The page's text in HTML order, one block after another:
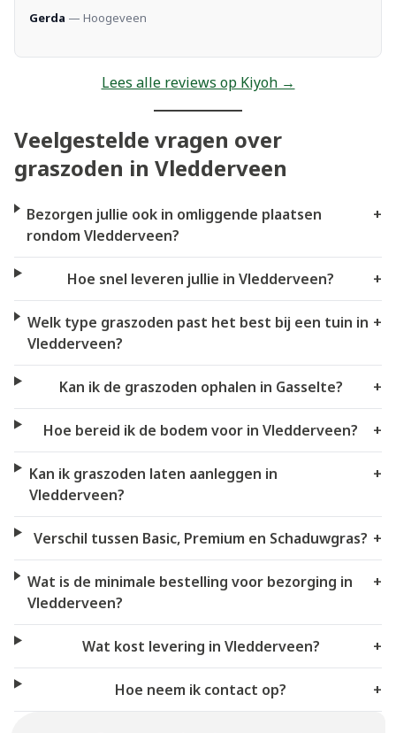
Gerda — Hoogeveen
Lees alle reviews op Kiyoh →
Veelgestelde vragen over
graszoden in Vledderveen
Bezorgen jullie ook in omliggende plaatsen
rondom Vledderveen?
+
Hoe snel leveren jullie in Vledderveen? +
Welk type graszoden past het best bij een tuin in
Vledderveen?
+
Kan ik de graszoden ophalen in Gasselte? +
Hoe bereid ik de bodem voor in Vledderveen? +
Kan ik graszoden laten aanleggen in
Vledderveen?
+
Verschil tussen Basic, Premium en Schaduwgras? +
Wat is de minimale bestelling voor bezorging in
Vledderveen?
+
Wat kost levering in Vledderveen? +
Hoe neem ik contact op? +